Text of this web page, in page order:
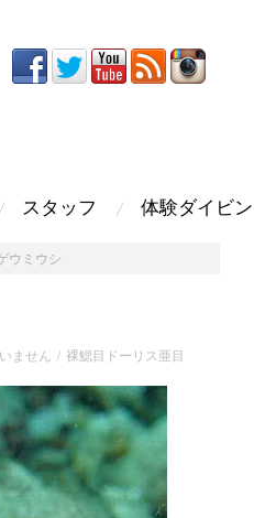
スタッフ 体験ダイビ
ウミウシ
ません / 裸鰓目ドーリス亜目